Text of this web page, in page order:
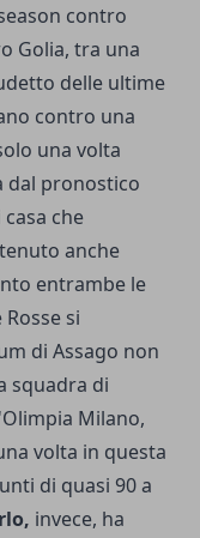
contro
Golia, tra una
delle ultime
contro una
una volta
dal pronostico
che
anche
entrambe le
si
di Assago non
squadra di
Milano,
volta in questa
di quasi 90 a
invece, ha